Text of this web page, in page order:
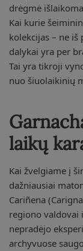
drėgmė
Kai kurie
kolekcijas – ne
dalykai yra per
Tai yra tikroji
nuo šiuolaikinių
laikų
Kai žvelgiame į
dažniausiai
Cariñena
regiono valdovai
nepradėjo
archyvuose